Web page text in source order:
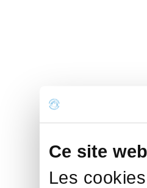
Ce site
Les